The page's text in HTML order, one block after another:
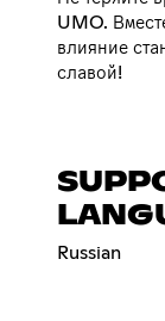
UMO.
влияние
славой!
Russian